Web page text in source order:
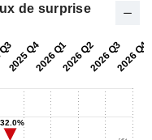
de surprise